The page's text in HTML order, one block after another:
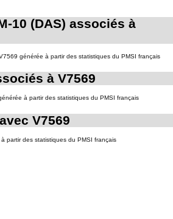
10 (DAS) associés à
générée à partir des statistiques du PMSI français
à V7569
à partir des statistiques du PMSI français
V7569
partir des statistiques du PMSI français